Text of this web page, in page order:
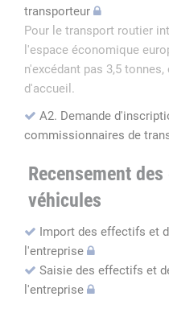
transporteur
Pour le transport routier
l'espace économique
n'excédant pas 3,5
d'accueil.
A2. Demande
commissionnaires de
Recensement
véhicules
Import des effectifs et
l'entreprise
Saisie des effectifs et
l'entreprise